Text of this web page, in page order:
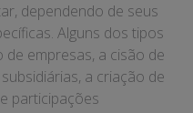
dependendo de seus
Alguns dos tipos
empresas, a cisão de
a criação de
participações